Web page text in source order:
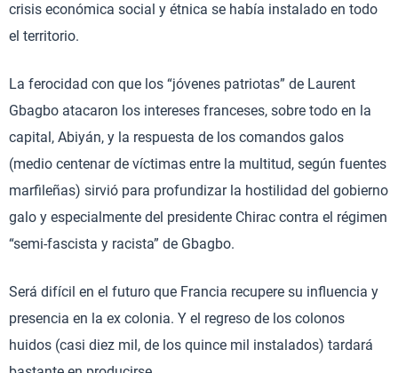
crisis económica social y étnica se había instalado en todo
el territorio.
La ferocidad con que los “jóvenes patriotas” de Laurent
Gbagbo atacaron los intereses franceses, sobre todo en la
capital, Abiyán, y la respuesta de los comandos galos
(medio centenar de víctimas entre la multitud, según fuentes
marfileñas) sirvió para profundizar la hostilidad del gobierno
galo y especialmente del presidente Chirac contra el régimen
“semi-fascista y racista” de Gbagbo.
Será difícil en el futuro que Francia recupere su influencia y
presencia en la ex colonia. Y el regreso de los colonos
huidos (casi diez mil, de los quince mil instalados) tardará